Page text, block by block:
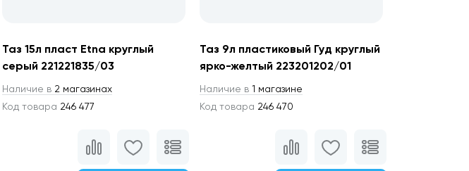
Таз 15л пласт Etna круглый
серый 221221835/03
Наличие в 2 магазинах
Код товара 246 477
Таз 9л пластиковый Гуд круглый
ярко-желтый 223201202/01
Наличие в 1 магазине
Код товара 246 470